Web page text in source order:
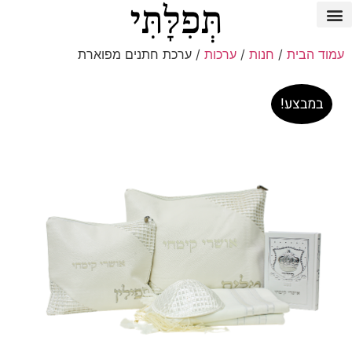
עמוד הבית / חנות / ערכות / ערכת חתנים מפוארת
במבצע!